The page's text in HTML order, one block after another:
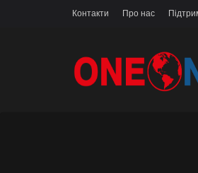
Контакти Про нас